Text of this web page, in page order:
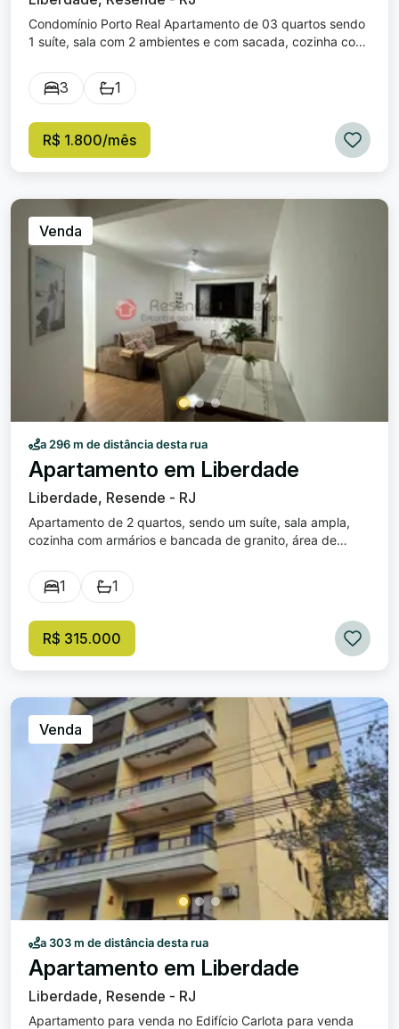
Condomínio Porto Real Apartamento de 03 quartos sendo
1 suíte, sala com 2 ambientes e com sacada, cozinha com
serviço com lavabo; apartamento todo em porcelanato e
amplo também possui garagem coberta. O Condomínio
3 1
R$ 1.800/mês
Venda
a 296 m de distância desta rua
Apartamento em Liberdade
Liberdade, Resende - RJ
Apartamento de 2 quartos, sendo um suíte, sala ampla,
cozinha com armários e bancada de granito, área de
Condomínio com playground e academia.
1 1
R$ 315.000
Venda
a 303 m de distância desta rua
Apartamento em Liberdade
Liberdade, Resende - RJ
Apartamento para venda no Edifício Carlota para venda